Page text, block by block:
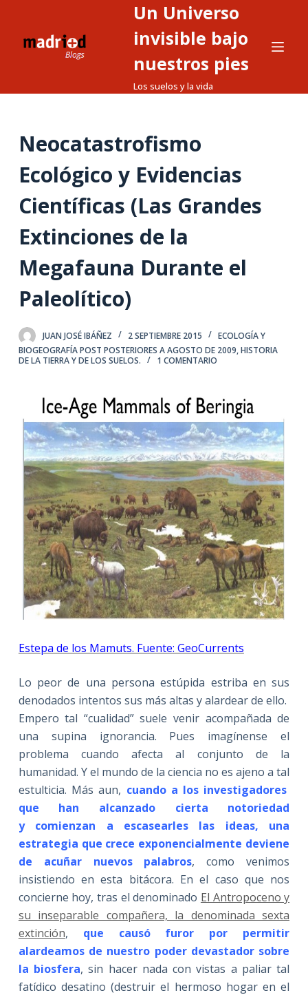
Un Universo
invisible bajo
nuestros pies
Los suelos y la vida
Neocatastrofismo
Ecológico y Evidencias
Científicas (Las Grandes
Extinciones de la
Megafauna Durante el
Paleolítico)
JUAN JOSÉ IBÁÑEZ 2 SEPTIEMBRE 2015
ECOLOGÍA Y
BIOGEOGRAFÍA POST POSTERIORES A AGOSTO DE 2009,HISTORIA
DE LA TIERRA Y DE LOS SUELOS.
1 COMENTARIO
Estepa de los Mamuts. Fuente: GeoCurrents
Lo peor de una persona estúpida estriba en sus
denodados intentos sus más altas y alardear de ello.
Empero tal “cualidad” suele venir acompañada de
una supina ignorancia. Pues imagínense el
problema cuando afecta al conjunto de la
humanidad. Y el mundo de la ciencia no es ajeno a tal
estulticia. Más aun, cuando a los investigadores
que han alcanzado cierta notoriedad
y comienzan a escasearles las ideas, una
estrategia que crece exponencialmente deviene
de acuñar nuevos palabros, como venimos
insistiendo en esta bitácora. En el caso que nos
concierne hoy, tras el denominado El Antropoceno y
su inseparable compañera, la denominada sexta
extinción, que causó furor por permitir
alardeamos de nuestro poder devastador sobre
la biosfera, sin hacer nada con vistas a paliar tal
fatídico desatino (destruir el hermoso hogar en el